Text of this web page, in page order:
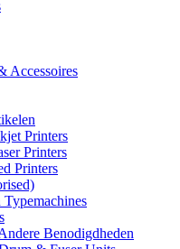
Accessoires
Printers
Printers
Printers
Benodigdheden